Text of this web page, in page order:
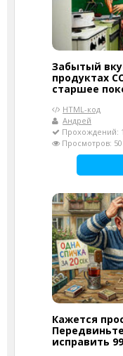
Забытый
продуктах
старшее
HTML-код
Андрей
Прохождений:
Просмотров:
Кажется
исправить